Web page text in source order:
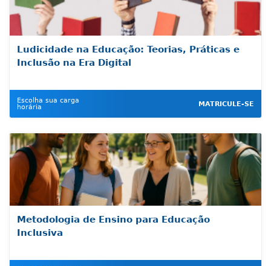
Ludicidade na Educação: Teorias, Práticas e
Inclusão na Era Digital
Escolha sua carga
horária
MATRICULE-SE
Metodologia de Ensino para Educação
Inclusiva